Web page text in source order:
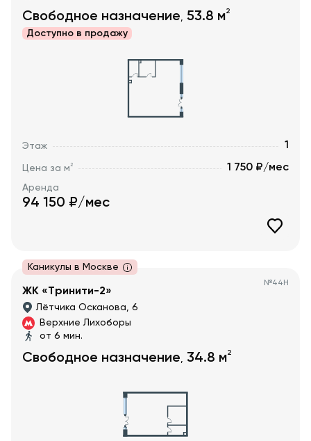
Свободное назначение, 53.8 м2
Доступно в продажу
Этаж 1
Цена за м2 1 750 ₽/мес
Аренда
94 150 ₽/мес
Каникулы в Москве
№44Н
ЖК «Тринити-2»
Лётчика Осканова, 6
Верхние Лихоборы
от 6 мин.
Свободное назначение, 34.8 м2